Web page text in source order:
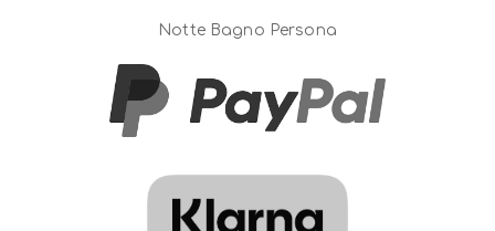
Notte Bagno Persona